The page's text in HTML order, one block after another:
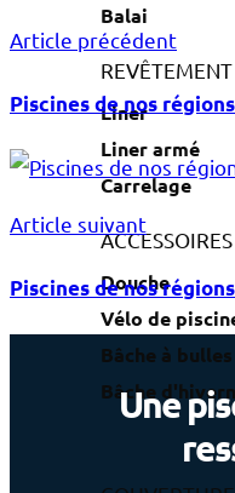
Balai
REVÊTEMENT
Liner
Liner armé
Carrelage
ACCESSOIRES
Douche
Vélo de
Bâche à bulles
Bâche
Article précédent
Piscines de nos
Article suivant
Piscines de nos
Une